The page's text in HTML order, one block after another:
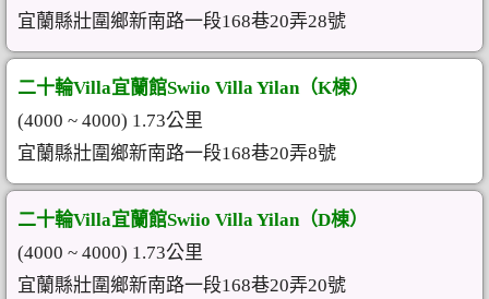
宜蘭縣壯圍鄉新南路一段168巷20弄28號
二十輪Villa宜蘭館Swiio Villa Yilan（K棟）
(4000 ~ 4000) 1.73公里
宜蘭縣壯圍鄉新南路一段168巷20弄8號
二十輪Villa宜蘭館Swiio Villa Yilan（D棟）
(4000 ~ 4000) 1.73公里
宜蘭縣壯圍鄉新南路一段168巷20弄20號